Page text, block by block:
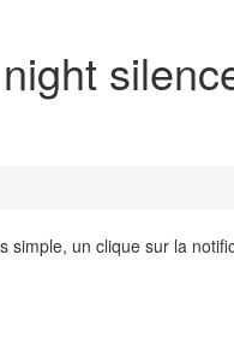
un clique sur la